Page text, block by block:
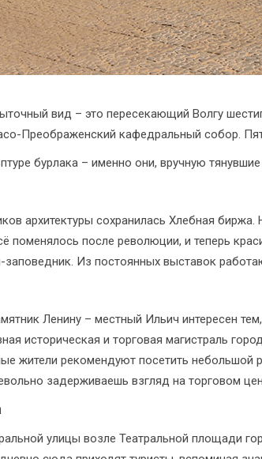
вид – это пересекающий Волгу
Преображенский кафедральный собор.
бурлака – именно они, вручную
архитектуры сохранилась Хлебная
поменялось после революции, и теперь
Из постоянных выставок
Ленину – местный Ильич интересен
историческая и торговая магистраль
жители рекомендуют посетить небольшой
задерживаешь взгляд на торговом
улицы возле Театральной площади